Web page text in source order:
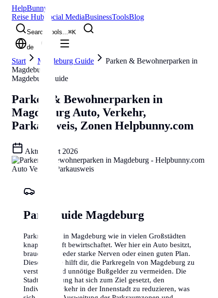
HelpBunny
Reise Hub Social MediaBusinessToolsBlog
Search tools...⌘K
de
Start Magdeburg Guide
Parken & Bewohnerparken in
Magdeburg
Magdeburg Guide
Parken & Bewohnerparken in
Magdeburg Auto, Verkehr,
Parkausweis, Zonen Helpbunny.com
Aktualisiert 2026
Park-Guide Magdeburg
Parkraum ist in Magdeburg wie in vielen Großstädten
knapp und oft bewirtschaftet. Wer hier ein Auto besitzt,
braucht entweder starke Nerven oder einen guten Plan.
Dieser Guide hilft dir, die Parkregeln von Magdeburg zu
verstehen und unnötige Bußgelder zu vermeiden. Die
Stadtverwaltung hat sich zum Ziel gesetzt, den
Individualverkehr in der Innenstadt zu reduzieren, was